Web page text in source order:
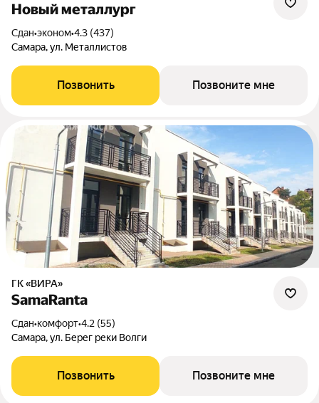
Новый металлург
Сдан•эконом•4.3 (437)
Самара, ул. Металлистов
Позвонить Позвоните мне
ГК «ВИРА»
SamaRanta
Сдан•комфорт•4.2 (55)
Самара, ул. Берег реки Волги
Позвонить Позвоните мне